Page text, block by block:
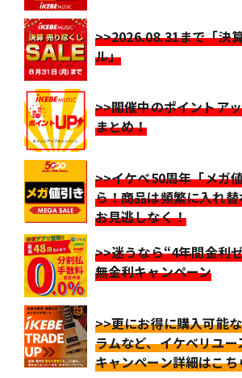
>>2026.08.31まで「決
ル」
>>開催中のポイントア
まとめ！
>>イケベ50周年「メガ
ら！商品は頻繁に入れ
お見逃しなく！
>>迷うなら“4年間金利
無金利キャンペーン
>>更にお得に購入可能
ラムなど、イケベリユ
キャンペーン詳細はこち